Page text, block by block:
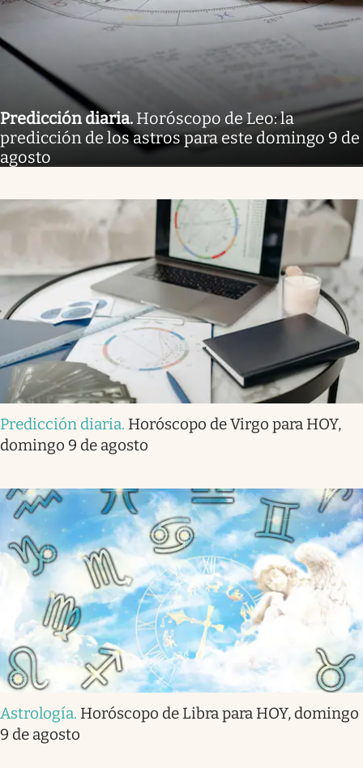
Predicción diaria. Horóscopo de Leo: la
predicción de los astros para este domingo 9 de
agosto
Predicción diaria. Horóscopo de Virgo para HOY,
domingo 9 de agosto
Astrología. Horóscopo de Libra para HOY, domingo
9 de agosto